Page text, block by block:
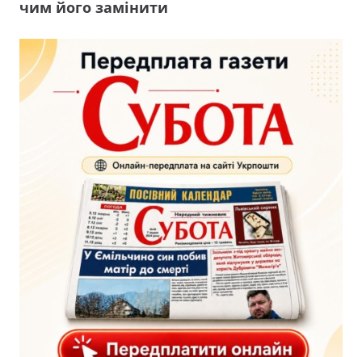
чим його замінити